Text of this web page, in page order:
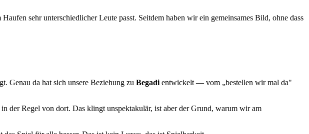
sehr unterschiedlicher Leute passt. Seitdem haben wir ein gemeinsames Bild, ohne dass
Genau da hat sich unsere Beziehung zu Begadientwickelt — vom „bestellen wir mal da"
der Regel von dort. Das klingt unspektakulär, ist aber der Grund, warum wir am